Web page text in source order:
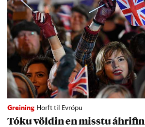
Greining Horft til Evrópu
Tóku völd­in en misstu áhrif­in